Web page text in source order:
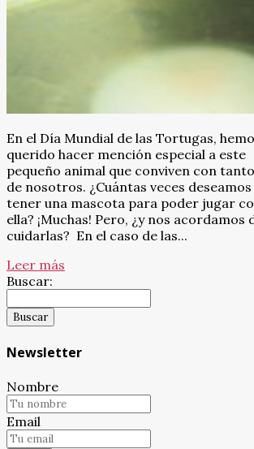
En el Día Mundial de las Tortugas,
querido hacer mención especial a este
pequeño animal que conviven con
de nosotros. ¿Cuántas veces deseamos
tener una mascota para poder jugar
ella? ¡Muchas! Pero, ¿y nos acordamos
cuidarlas? En el caso de las...
Leer más
Buscar:
Newsletter
Nombre
Email